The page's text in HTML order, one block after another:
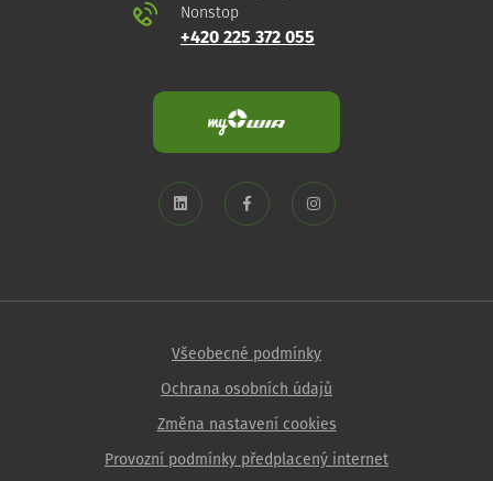
Nonstop
+420 225 372 055
Všeobecné podmínky
Ochrana osobních údajů
Změna nastavení cookies
Provozní podmínky předplacený internet